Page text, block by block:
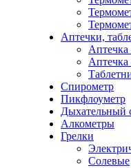
Аптечки,
Аптечка
Аптечка
Спирометр
Пикфлоуметр
Дыхательный
Алкометры
Грелки
Солевые